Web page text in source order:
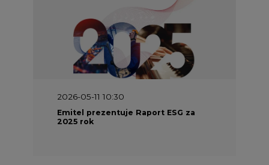
2026-05-11 10:30
Emitel prezentuje Raport ESG za
2025 rok